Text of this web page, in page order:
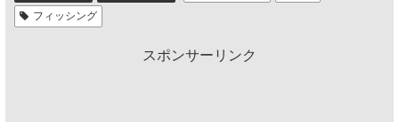
フィッシング
スポンサーリンク